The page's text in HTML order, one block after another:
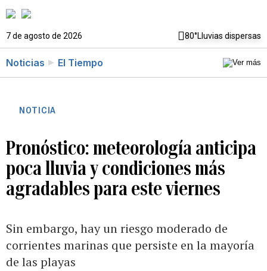
7 de agosto de 2026 80°Lluvias dispersas
Noticias El Tiempo
NOTICIA
Pronóstico: meteorología anticipa
poca lluvia y condiciones más
agradables para este viernes
Sin embargo, hay un riesgo moderado de
corrientes marinas que persiste en la mayoría
de las playas